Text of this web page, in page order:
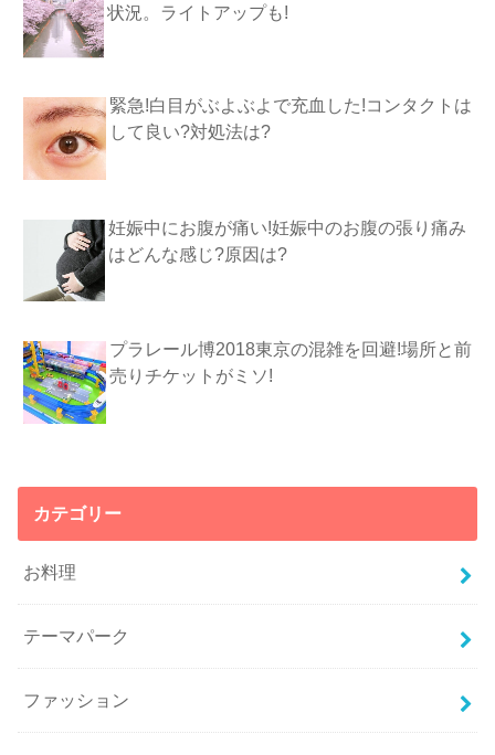
状況。ライトアップも!
緊急!白目がぶよぶよで充血した!コンタクトは
して良い?対処法は?
妊娠中にお腹が痛い!妊娠中のお腹の張り痛み
はどんな感じ?原因は?
プラレール博2018東京の混雑を回避!場所と前
売りチケットがミソ!
カテゴリー
お料理
テーマパーク
ファッション